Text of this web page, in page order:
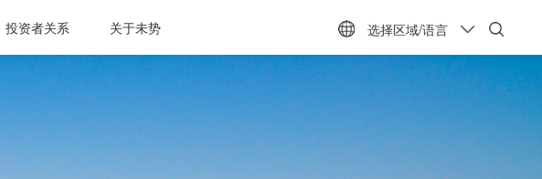
选择区域/语言
投资者关系 关于未势